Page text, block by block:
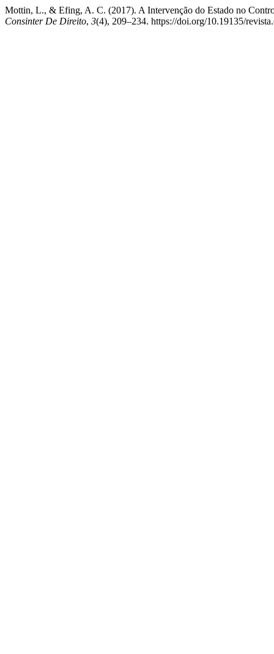
Mottin, L., & Efing, A. C. (2017). A Intervenção do Estado no
Consinter De Direito, 3(4), 209–234. https://doi.org/10.19135/